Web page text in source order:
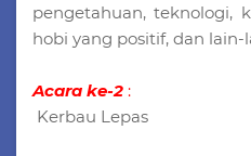
pengetahuan, teknologi,
hobi yang positif, dan lain-
Acara ke-2 :
Kerbau Lepas